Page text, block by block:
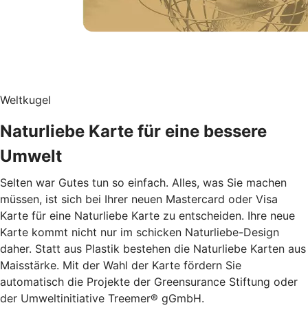
Weltkugel
Naturliebe Karte für eine bessere
Umwelt
Selten war Gutes tun so einfach. Alles, was Sie machen
müssen, ist sich bei Ihrer neuen Mastercard oder Visa
Karte für eine Naturliebe Karte zu entscheiden. Ihre neue
Karte kommt nicht nur im schicken Naturliebe-Design
daher. Statt aus Plastik bestehen die Naturliebe Karten aus
Maisstärke. Mit der Wahl der Karte fördern Sie
automatisch die Projekte der Greensurance Stiftung oder
der Umweltinitiative Treemer® gGmbH.